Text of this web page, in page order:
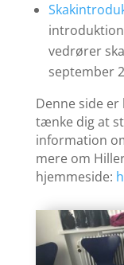
vedrører
september
Denne side
tænke dig at
information
mere om
hjemmeside: